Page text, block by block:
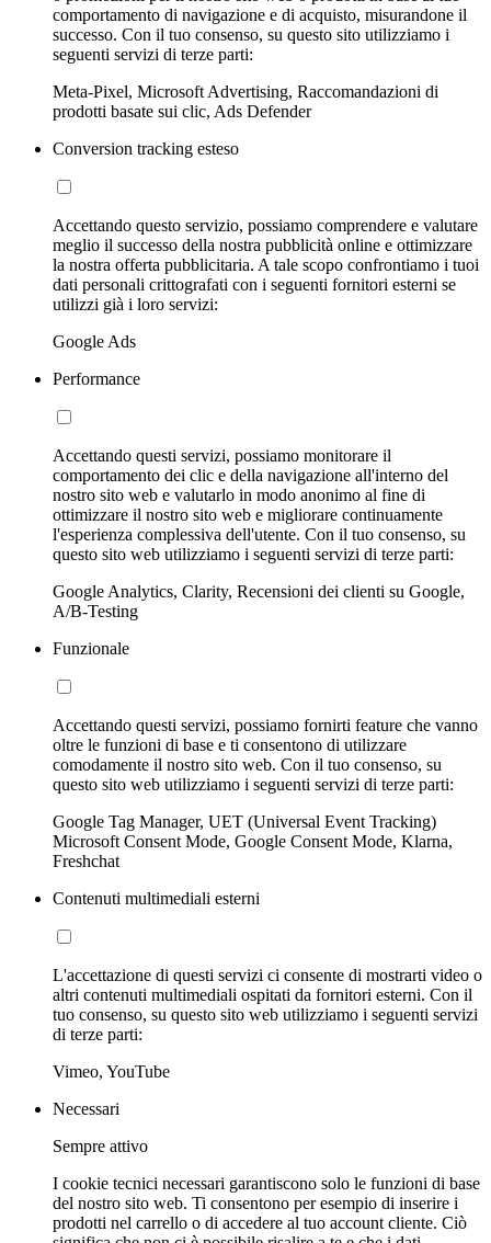
comportamento di navigazione e di acquisto, misurandone il
successo. Con il tuo consenso, su questo sito utilizziamo i
seguenti servizi di terze parti:
Meta-Pixel, Microsoft Advertising, Raccomandazioni di
prodotti basate sui clic, Ads Defender
Conversion tracking esteso
Accettando questo servizio, possiamo comprendere e valutare
meglio il successo della nostra pubblicità online e ottimizzare
la nostra offerta pubblicitaria. A tale scopo confrontiamo i tuoi
dati personali crittografati con i seguenti fornitori esterni se
utilizzi già i loro servizi:
Google Ads
Performance
Accettando questi servizi, possiamo monitorare il
comportamento dei clic e della navigazione all'interno del
nostro sito web e valutarlo in modo anonimo al fine di
ottimizzare il nostro sito web e migliorare continuamente
l'esperienza complessiva dell'utente. Con il tuo consenso, su
questo sito web utilizziamo i seguenti servizi di terze parti:
Google Analytics, Clarity, Recensioni dei clienti su Google,
A/B-Testing
Funzionale
Accettando questi servizi, possiamo fornirti feature che vanno
oltre le funzioni di base e ti consentono di utilizzare
comodamente il nostro sito web. Con il tuo consenso, su
questo sito web utilizziamo i seguenti servizi di terze parti:
Google Tag Manager, UET (Universal Event Tracking)
Microsoft Consent Mode, Google Consent Mode, Klarna,
Freshchat
Contenuti multimediali esterni
L'accettazione di questi servizi ci consente di mostrarti video o
altri contenuti multimediali ospitati da fornitori esterni. Con il
tuo consenso, su questo sito web utilizziamo i seguenti servizi
di terze parti:
Vimeo, YouTube
Necessari
Sempre attivo
I cookie tecnici necessari garantiscono solo le funzioni di base
del nostro sito web. Ti consentono per esempio di inserire i
prodotti nel carrello o di accedere al tuo account cliente. Ciò